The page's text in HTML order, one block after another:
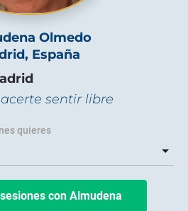
Olmedo
España
sentir libre
quieres
con Almudena